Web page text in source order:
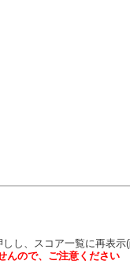
し、スコア一覧に再表
んので、ご注意ください